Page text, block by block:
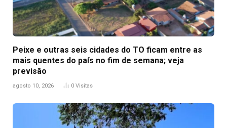
Peixe e outras seis cidades do TO ficam entre as
mais quentes do país no fim de semana; veja
previsão
agosto 10, 2026 0 Visitas